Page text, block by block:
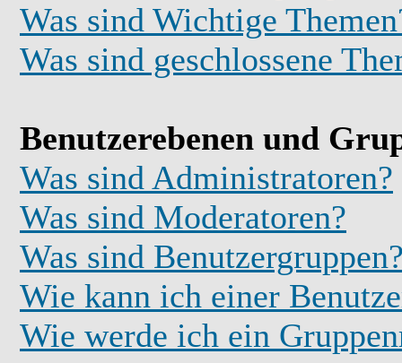
Was sind Wichtige
Was sind geschlossene
Benutzerebenen und
Was sind Administratoren?
Was sind Moderatoren?
Was sind
Wie kann ich einer
Wie werde ich ein